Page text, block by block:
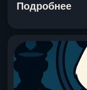
Подробнее